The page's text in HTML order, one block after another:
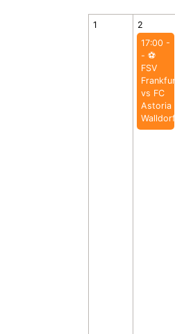
1
2
17:00 -
- ⚽️
FSV
Frankfurt
vs FC
Astoria
Walldorf